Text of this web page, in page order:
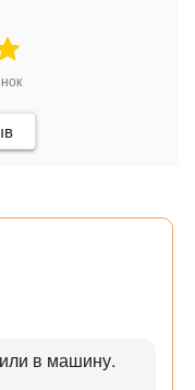
в машину.